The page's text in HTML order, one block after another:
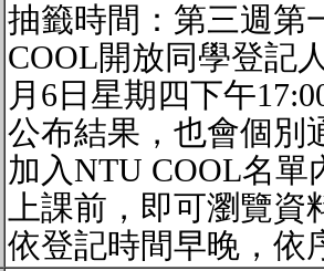
抽籤時間：第三週第
COOL開放同學登記
月6日星期四下午
公布結果，也會個別
加入NTU COOL名
上課前，即可瀏覽資
依登記時間早晚，依